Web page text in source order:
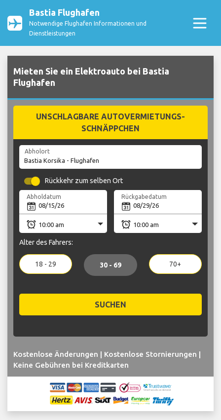
Bastia Flughafen
Notwendige Flughafen Informationen und
Dienstleistungen
Mieten Sie ein Elektroauto bei Bastia
Flughafen
UNSCHLAGBARE AUTOVERMIETUNGS-
SCHNÄPPCHEN
Abholort
Rückkehr zum selben Ort
Abholdatum Rückgabedatum
Alter des Fahrers:
18 - 29 30 - 69 70+
SUCHEN
Kostenlose Änderungen | Kostenlose Stornierungen |
Keine Gebühren bei Kreditkarten